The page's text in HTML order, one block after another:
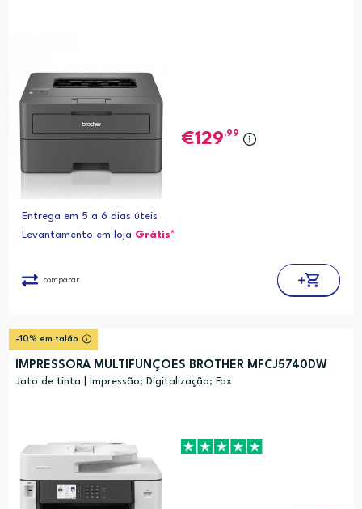
129,99
Entrega em 5 a 6 dias úteis
Levantamento em loja Grátis*
comparar
-10% em talão
IMPRESSORA MULTIFUNÇÕES BROTHER MFCJ5740DW
Jato de tinta | Impressão; Digitalização; Fax